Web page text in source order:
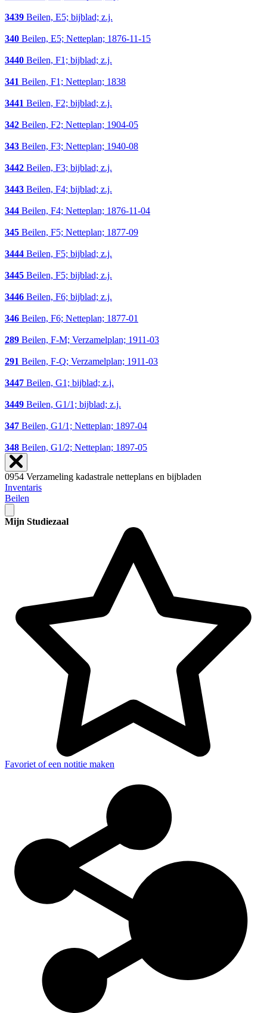
3439 Beilen, E5; bijblad; z.j.
340 Beilen, E5; Netteplan; 1876-11-15
3440 Beilen, F1; bijblad; z.j.
341 Beilen, F1; Netteplan; 1838
3441 Beilen, F2; bijblad; z.j.
342 Beilen, F2; Netteplan; 1904-05
343 Beilen, F3; Netteplan; 1940-08
3442 Beilen, F3; bijblad; z.j.
3443 Beilen, F4; bijblad; z.j.
344 Beilen, F4; Netteplan; 1876-11-04
345 Beilen, F5; Netteplan; 1877-09
3444 Beilen, F5; bijblad; z.j.
3445 Beilen, F5; bijblad; z.j.
3446 Beilen, F6; bijblad; z.j.
346 Beilen, F6; Netteplan; 1877-01
289 Beilen, F-M; Verzamelplan; 1911-03
291 Beilen, F-Q; Verzamelplan; 1911-03
3447 Beilen, G1; bijblad; z.j.
3449 Beilen, G1/1; bijblad; z.j.
347 Beilen, G1/1; Netteplan; 1897-04
348 Beilen, G1/2; Netteplan; 1897-05
0954 Verzameling kadastrale netteplans en bijbladen
Inventaris
Beilen
Mijn Studiezaal
Favoriet of een notitie maken